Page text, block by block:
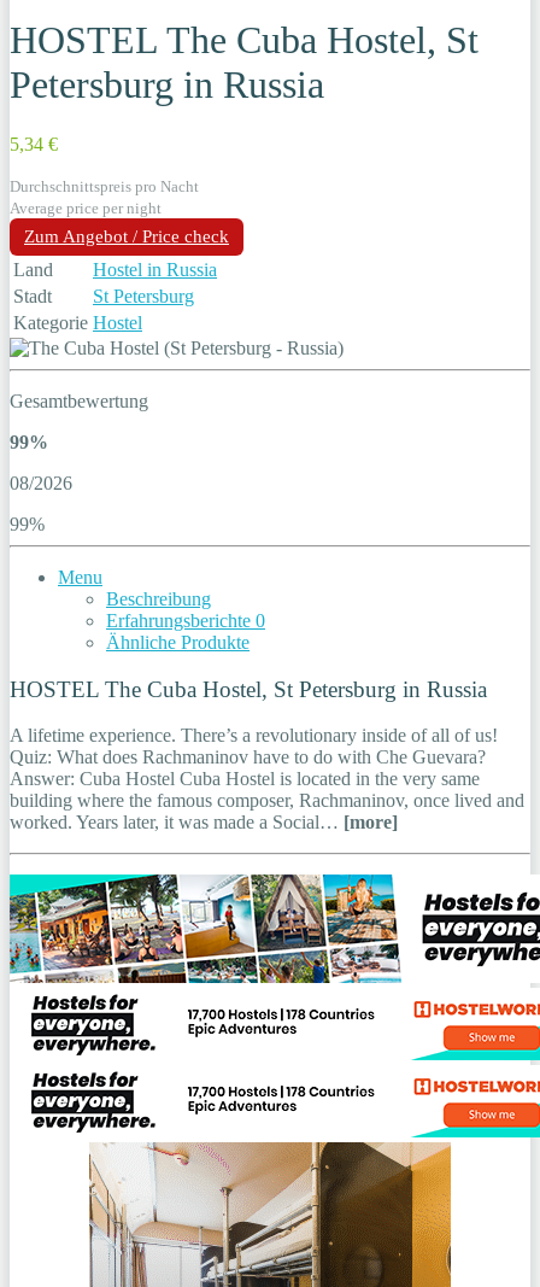
HOSTEL The Cuba Hostel, St
Petersburg in Russia
5,34 €
Durchschnittspreis pro Nacht
Average price per night
Zum Angebot / Price check
Land
Hostel in Russia
Stadt
St Petersburg
Kategorie Hostel
Gesamtbewertung
99%
08/2026
99%
Menu
Beschreibung
Erfahrungsberichte 0
Ähnliche Produkte
HOSTEL The Cuba Hostel, St Petersburg in Russia
A lifetime experience. There’s a revolutionary inside of all of us!
Quiz: What does Rachmaninov have to do with Che Guevara?
Answer: Cuba Hostel Cuba Hostel is located in the very same
building where the famous composer, Rachmaninov, once lived and
worked. Years later, it was made a Social… [more]